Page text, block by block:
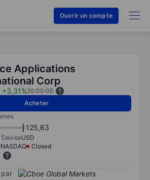
Ouvrir un compte
Applications
Corp
+3,31%20:00:00
Acheter
125,63
DeviseUSD
NASDAQ
Closed
par